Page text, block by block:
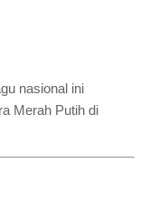
nasional ini
Merah Putih di